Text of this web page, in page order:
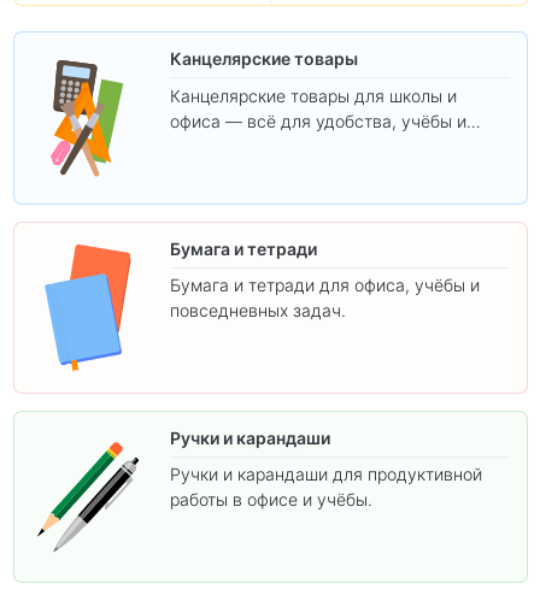
Канцелярские товары
Канцелярские товары для школы и
офиса — всё для удобства, учёбы и
Бумага и тетради
Бумага и тетради для офиса, учёбы и
повседневных задач.
Ручки и карандаши
Ручки и карандаши для продуктивной
работы в офисе и учёбы.